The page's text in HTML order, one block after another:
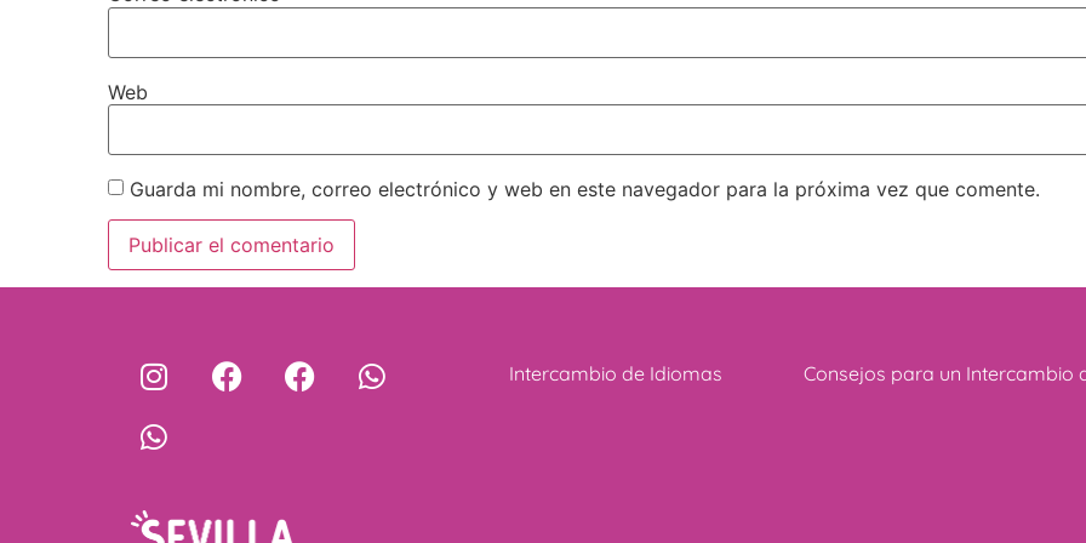
Web
Guarda mi nombre, correo electrónico y web en este navegador para la próxima vez que comente.
Intercambio de Idiomas Consejos para un Intercambio